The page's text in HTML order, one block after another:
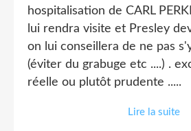
hospitalisation de CARL
lui rendra visite et Presley
on lui conseillera de ne pas
(éviter du grabuge etc ....) .
réelle ou plutôt prudente .....
Lire la suite